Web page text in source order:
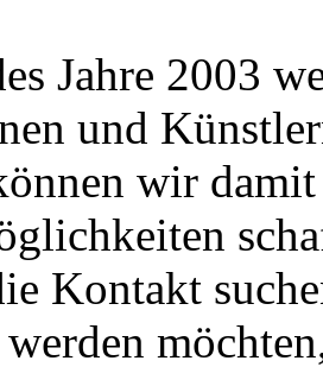
Jahre 2003
und
wir
Kontakt